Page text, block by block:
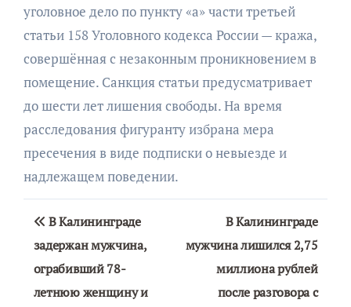
уголовное дело по пункту «а» части третьей
статьи 158 Уголовного кодекса России — кража,
совершённая с незаконным проникновением в
помещение. Санкция статьи предусматривает
до шести лет лишения свободы. На время
расследования фигуранту избрана мера
пресечения в виде подписки о невыезде и
надлежащем поведении.
Навигация
по
записям
В Калининграде
задержан мужчина,
ограбивший 78-
летнюю женщину и
В Калининграде
мужчина лишился 2,75
миллиона рублей
после разговора с